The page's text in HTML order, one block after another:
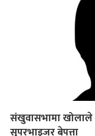
संखुवासभामा खोलाले